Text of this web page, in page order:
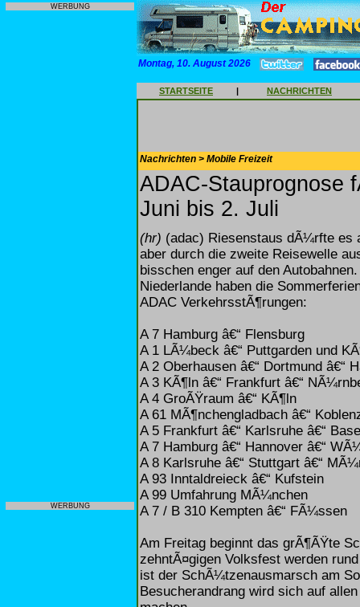
WERBUNG
WERBUNG
Montag, 10. August 2026
STARTSEITE | NACHRICHTEN
Nachrichten > Mobile Freizeit
ADAC-Stauprognose
Juni bis 2. Juli
(hr) (adac) Riesenstaus dÃ¼rfte es
aber durch die zweite Reisewelle
bisschen enger auf den
Niederlande haben die
ADAC VerkehrsstÃ¶rungen:
A 7 Hamburg â€“ Flensburg
A 1 LÃ¼beck â€“ Puttgarden und
A 2 Oberhausen â€“ Dortmund â€“
A 3 KÃ¶ln â€“ Frankfurt â€“
A 4 GroÃŸraum â€“ KÃ¶ln
A 61 MÃ¶nchengladbach â€“
A 5 Frankfurt â€“ Karlsruhe â€“
A 7 Hamburg â€“ Hannover â€“
A 8 Karlsruhe â€“ Stuttgart â€“
A 93 Inntaldreieck â€“ Kufstein
A 99 Umfahrung MÃ¼nchen
A 7 / B 310 Kempten â€“ FÃ¼ssen
Am Freitag beginnt das grÃ¶ÃŸte
zehntÃ¤gigen Volksfest werden
ist der SchÃ¼tzenausmarsch am
Besucherandrang wird sich auf